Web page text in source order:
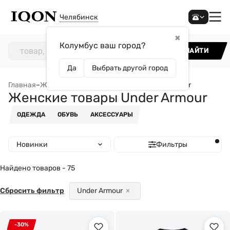
Челябинск
✖
Колумбус ваш город?
Да Выбрать другой город
НАЙТИ
Главная–Женщинам Женские товары Under Armour
Женские товары Under Armour
ОДЕЖДА ОБУВЬ АКСЕССУАРЫ
Новинки Фильтры
Найдено товаров - 75
Under Armour
Сбросить фильтр
-30%